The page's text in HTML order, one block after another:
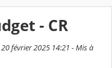
- CR
février 2025 14:21 - Mis à